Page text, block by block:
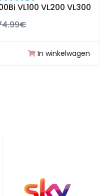
VL100 VL200 VL300
In winkelwagen